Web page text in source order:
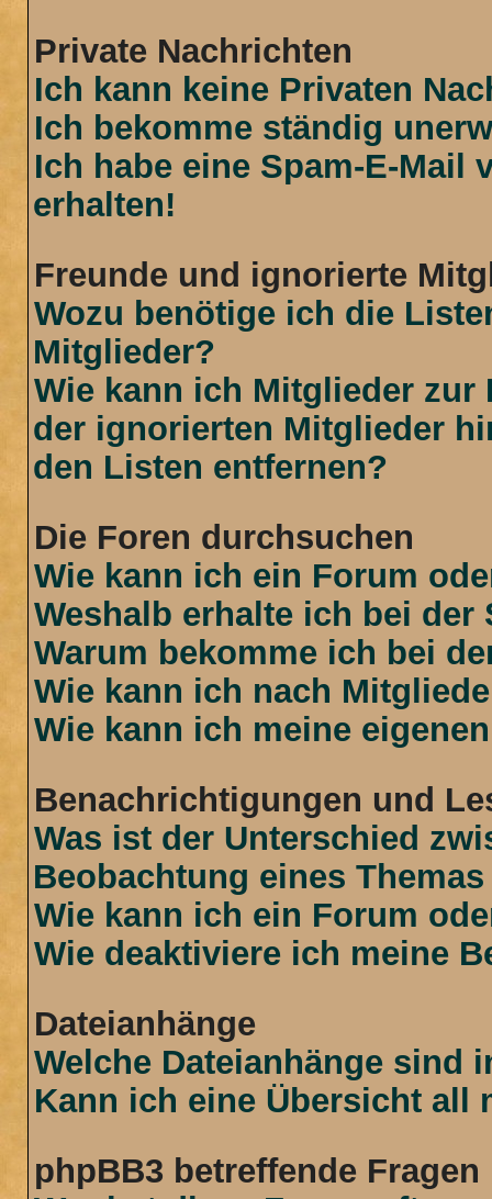
Private Nachrichten
Ich kann keine Privaten
Ich bekomme ständig
Ich habe eine Spam-E-Mail
erhalten!
Freunde und ignorierte
Wozu benötige ich die
Mitglieder?
Wie kann ich Mitglieder zur
der ignorierten Mitglieder
den Listen entfernen?
Die Foren durchsuchen
Wie kann ich ein Forum
Weshalb erhalte ich bei der
Warum bekomme ich bei
Wie kann ich nach
Wie kann ich meine
Benachrichtigungen und
Was ist der Unterschied
Beobachtung eines
Wie kann ich ein Forum
Wie deaktiviere ich meine
Dateianhänge
Welche Dateianhänge sind
Kann ich eine Übersicht all
phpBB3 betreffende Fragen